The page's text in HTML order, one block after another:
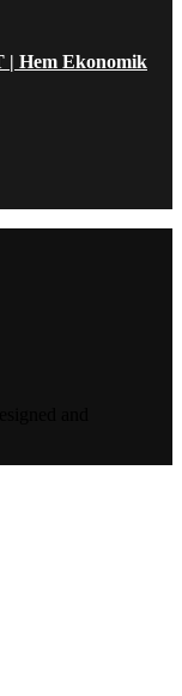
| Hem Ekonomik
and